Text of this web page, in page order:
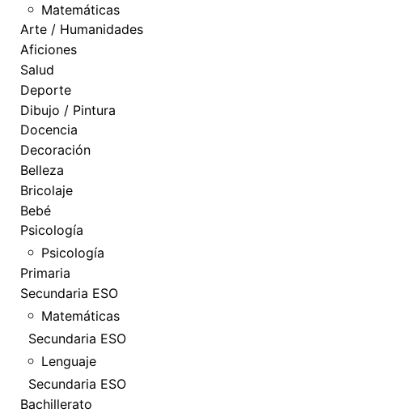
Matemáticas
Arte / Humanidades
Aficiones
Salud
Deporte
Dibujo / Pintura
Docencia
Decoración
Belleza
Bricolaje
Bebé
Psicología
Psicología
Primaria
Secundaria ESO
Matemáticas
Secundaria ESO
Lenguaje
Secundaria ESO
Bachillerato